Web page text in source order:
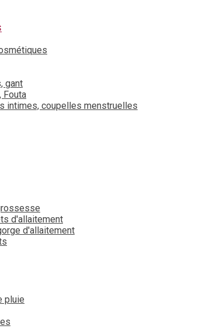
gant
Fouta
intimes, coupelles menstruelles
d'allaitement
d'allaitement
pluie